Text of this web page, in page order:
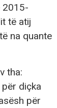
2015-
të atij
na quante
tha:
për diçka
për